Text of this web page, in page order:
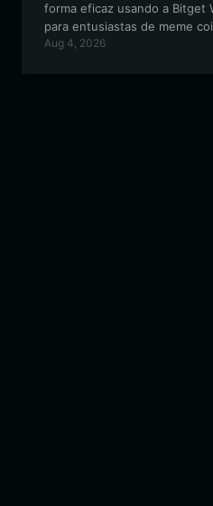
forma eficaz usando a Bitget
para entusiastas de meme
Este guia explora os
Aug 4, 2026